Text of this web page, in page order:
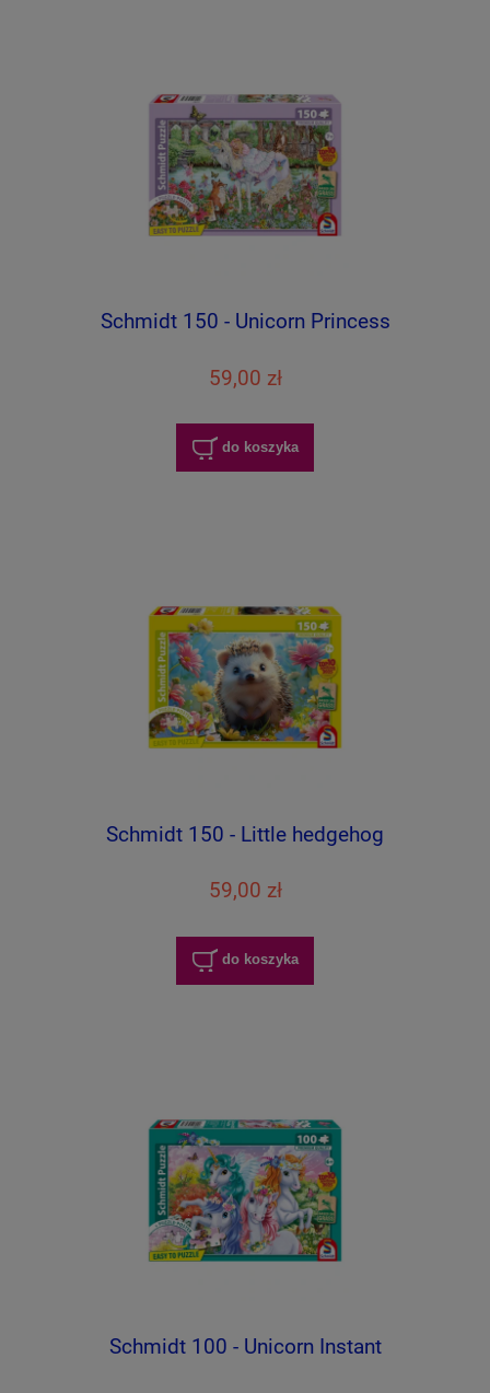
Schmidt 150 - Unicorn Princess
59,00 zł
do koszyka
Schmidt 150 - Little hedgehog
59,00 zł
do koszyka
Schmidt 100 - Unicorn Instant